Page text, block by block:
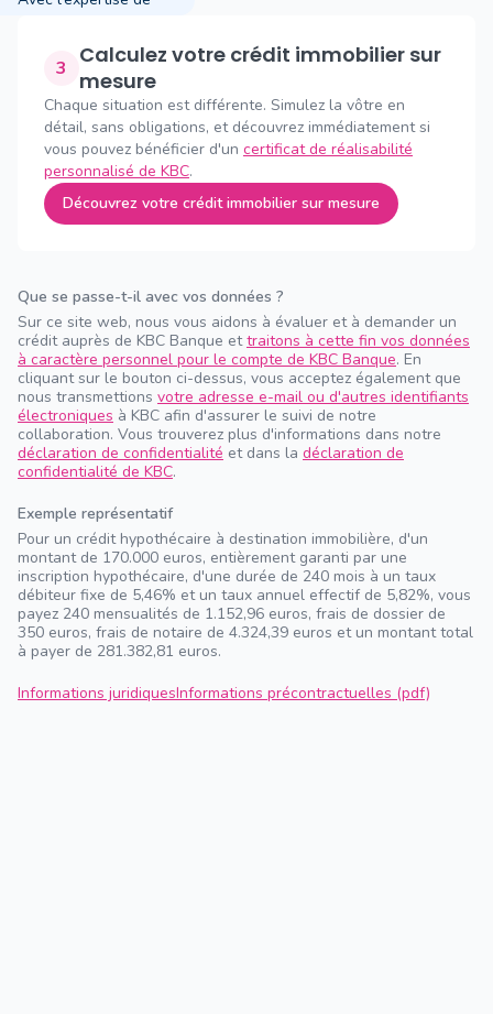
3
Calculez votre crédit immobilier sur
mesure
Chaque situation est différente. Simulez la vôtre en
détail, sans obligations, et découvrez immédiatement si
vous pouvez bénéficier d'un certificat de réalisabilité
personnalisé de KBC.
Découvrez votre crédit immobilier sur mesure
Que se passe-t-il avec vos données ?
Sur ce site web, nous vous aidons à évaluer et à demander un
crédit auprès de KBC Banque ettraitons à cette fin vos données
à caractère personnel pour le compte de KBC Banque. En
cliquant sur le bouton ci-dessus, vous acceptez également que
nous transmettions votre adresse e-mail ou d'autres identifiants
électroniques à KBC afin d'assurer le suivi de notre
collaboration. Vous trouverez plus d'informations dans notre
déclaration de confidentialité et dans la déclaration de
confidentialité de KBC.
Exemple représentatif
Pour un crédit hypothécaire à destination immobilière, d'un
montant de 170.000 euros, entièrement garanti par une
inscription hypothécaire, d'une durée de 240 mois à un taux
débiteur fixe de 5,46% et un taux annuel effectif de 5,82%, vous
payez 240 mensualités de 1.152,96 euros, frais de dossier de
350 euros, frais de notaire de 4.324,39 euros et un montant total
à payer de 281.382,81 euros.
Informations juridiquesInformations précontractuelles (pdf)